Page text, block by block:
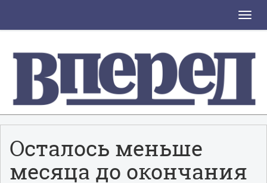
Toggle
Осталось меньше
месяца до окончания